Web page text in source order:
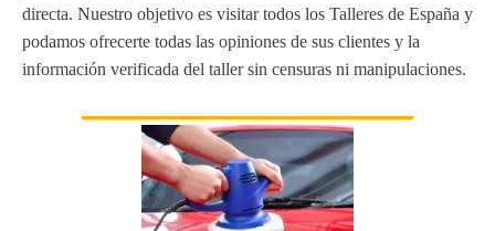
directa. Nuestro objetivo es visitar todos los Talleres de España y
podamos ofrecerte todas las opiniones de sus clientes y la
información verificada del taller sin censuras ni manipulaciones.